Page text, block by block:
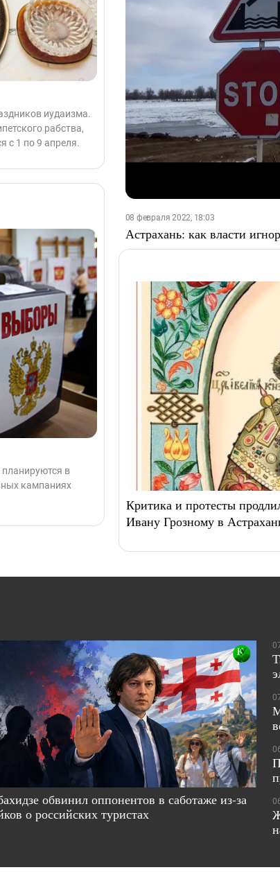
иудаизма.
рабства,
с 1 по 9 апреля.
в
кампаниях
08 февраля 2022, 18:03
Астрахань: как власти
Критика и протесты
Ивану Грозному в
обвинил оппонентов в саботаже из-за
о российских туристах